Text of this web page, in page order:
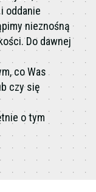
oddanie
nieznośną
Do dawnej
co Was
czy się
o tym